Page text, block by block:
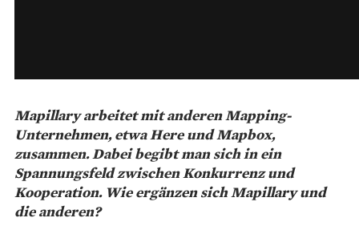
Mapillary arbeitet mit anderen Mapping-
Unternehmen, etwa Here und Mapbox,
zusammen. Dabei begibt man sich in ein
Spannungsfeld zwischen Konkurrenz und
Kooperation. Wie ergänzen sich Mapillary und
die anderen?